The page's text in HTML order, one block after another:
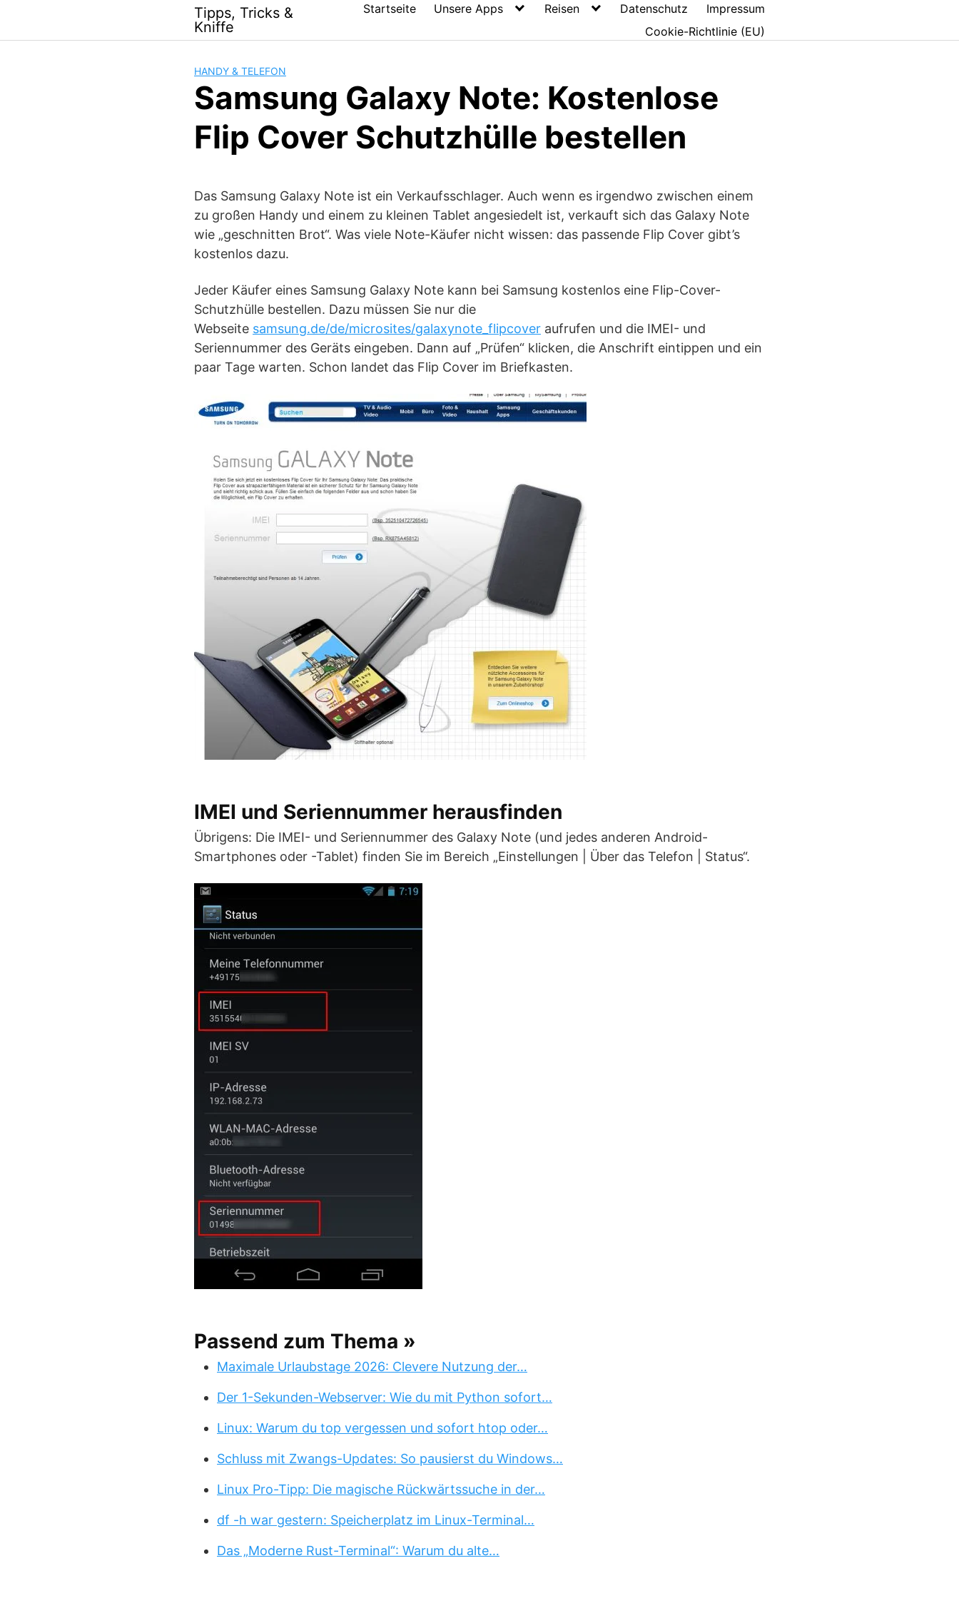
content
Tipps, Tricks &
Kniffe
Startseite Unsere Apps Reisen Datenschutz
Impressum
Cookie-Richtlinie (EU)
HANDY & TELEFON
Samsung Galaxy Note: Kostenlose
Flip Cover Schutzhülle bestellen
Das Samsung Galaxy Note ist ein Verkaufsschlager. Auch wenn es irgendwo zwischen einem
zu großen Handy und einem zu kleinen Tablet angesiedelt ist, verkauft sich das Galaxy Note
wie „geschnitten Brot“. Was viele Note-Käufer nicht wissen: das passende Flip Cover gibt’s
kostenlos dazu.
Jeder Käufer eines Samsung Galaxy Note kann bei Samsung kostenlos eine Flip-Cover-
Schutzhülle bestellen. Dazu müssen Sie nur die
Webseite samsung.de/de/microsites/galaxynote_flipcover aufrufen und die IMEI- und
Seriennummer des Geräts eingeben. Dann auf „Prüfen“ klicken, die Anschrift eintippen und ein
paar Tage warten. Schon landet das Flip Cover im Briefkasten.
IMEI und Seriennummer herausfinden
Übrigens: Die IMEI- und Seriennummer des Galaxy Note (und jedes anderen Android-
Smartphones oder -Tablet) finden Sie im Bereich „Einstellungen | Über das Telefon | Status“.
Passend zum Thema »
Maximale Urlaubstage 2026: Clevere Nutzung der…
Der 1-Sekunden-Webserver: Wie du mit Python sofort…
Linux: Warum du top vergessen und sofort htop oder…
Schluss mit Zwangs-Updates: So pausierst du Windows…
Linux Pro-Tipp: Die magische Rückwärtssuche in der…
df -h war gestern: Speicherplatz im Linux-Terminal…
Das „Moderne Rust-Terminal“: Warum du alte…